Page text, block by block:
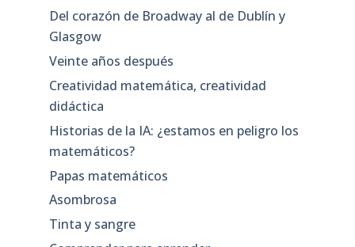
Del corazón de Broadway al de Dublín y
Glasgow
Veinte años después
Creatividad matemática, creatividad
didáctica
Historias de la IA: ¿estamos en peligro los
matemáticos?
Papas matemáticos
Asombrosa
Tinta y sangre